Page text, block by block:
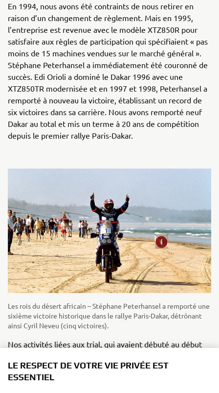
En 1994, nous avons été contraints de nous retirer en
raison d’un changement de règlement. Mais en 1995,
l’entreprise est revenue avec le modèle XTZ850R pour
satisfaire aux règles de participation qui spécifiaient « pas
moins de 15 machines vendues sur le marché général ».
Stéphane Peterhansel a immédiatement été couronné de
succès. Edi Orioli a dominé le Dakar 1996 avec une
XTZ850TR modernisée et en 1997 et 1998, Peterhansel a
remporté à nouveau la victoire, établissant un record de
six victoires dans sa carrière. Nous avons remporté neuf
Dakar au total et mis un terme à 20 ans de compétition
depuis le premier rallye Paris-Dakar.
Les rois du désert africain – Stéphane Peterhansel a remporté une
sixième victoire historique dans le rallye Paris-Dakar, détrônant
ainsi Cyril Neveu (cinq victoires).
Nos activités liées aux trial, qui avaient débuté au début
principalement concentrées au Japon tout au long des
années 80 et 90. Atsushi Ito et Yamaha ont remporté le
LE RESPECT DE VOTRE VIE PRIVÉE EST
ESSENTIEL